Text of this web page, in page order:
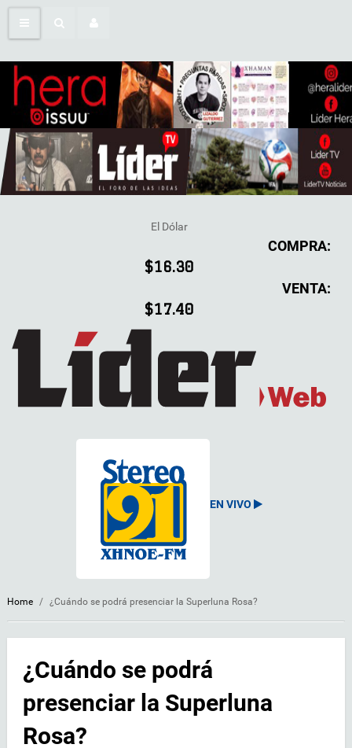
El Dólar
COMPRA:
$16.30
VENTA:
$17.40
EN VIVO
Home / ¿Cuándo se podrá presenciar la Superluna Rosa?
¿Cuándo se podrá
presenciar la Superluna
Rosa?